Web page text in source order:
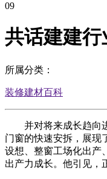
09
共话建建
所属分类：
装修建材百科
并对将来成长趋向进
门窗的快速安拆，展现
设想、整窗工场化出产
出产力成长。他引见，